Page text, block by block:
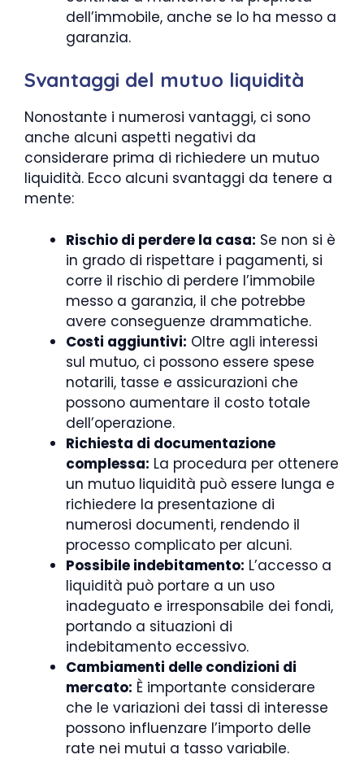
dell’immobile, anche se lo ha messo a
garanzia.
Svantaggi del mutuo liquidità
Nonostante i numerosi vantaggi, ci sono
anche alcuni aspetti negativi da
considerare prima di richiedere un mutuo
liquidità. Ecco alcuni svantaggi da tenere a
mente:
Rischio di perdere la casa: Se non si è
in grado di rispettare i pagamenti, si
corre il rischio di perdere l’immobile
messo a garanzia, il che potrebbe
avere conseguenze drammatiche.
Costi aggiuntivi: Oltre agli interessi
sul mutuo, ci possono essere spese
notarili, tasse e assicurazioni che
possono aumentare il costo totale
dell’operazione.
Richiesta di documentazione
complessa: La procedura per ottenere
un mutuo liquidità può essere lunga e
richiedere la presentazione di
numerosi documenti, rendendo il
processo complicato per alcuni.
Possibile indebitamento: L’accesso a
liquidità può portare a un uso
inadeguato e irresponsabile dei fondi,
portando a situazioni di
indebitamento eccessivo.
Cambiamenti delle condizioni di
mercato: È importante considerare
che le variazioni dei tassi di interesse
possono influenzare l’importo delle
rate nei mutui a tasso variabile.